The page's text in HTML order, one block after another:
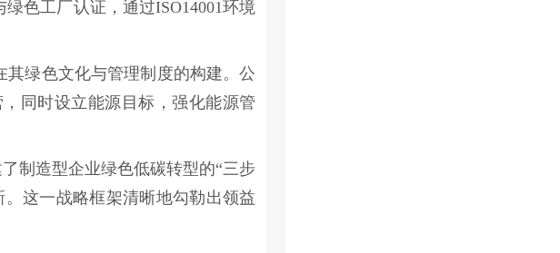
色工厂认证，通过ISO14001环境
绿色文化与管理制度的构建。公
同时设立能源目标，强化能源管
制造型企业绿色低碳转型的“三步
这一战略框架清晰地勾勒出领益